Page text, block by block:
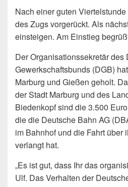
Nach einer guten
des Zugs vorgerückt. Als
einsteigen. Am Einstieg
Der Organisationssekretär des
Gewerkschaftsbunds (DGB)
Marburg und Gießen geholt.
der Stadt Marburg und des
Biedenkopf sind die 3.500
die die Deutsche Bahn AG
im Bahnhof und die Fahrt über
verlangt hat.
„Es ist gut, dass Ihr das
Ulf. Das Verhalten der